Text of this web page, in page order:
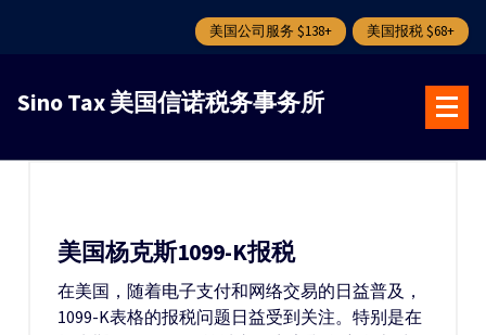
美国公司服务 $138+ 美国报税 $68+
Sino Tax 美国信诺税务事务所
美国杨克斯1099-K报税
在美国，随着电子支付和网络交易的日益普及，
1099-K表格的报税问题日益受到关注。特别是在